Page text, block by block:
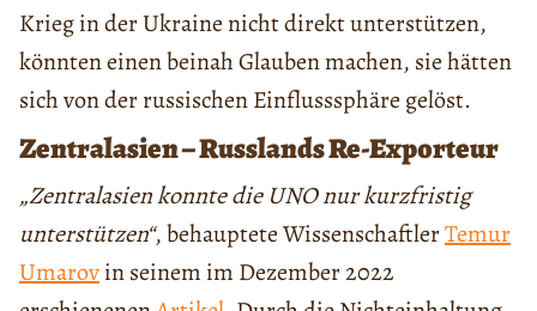
Krieg in der Ukraine nicht direkt unterstützen,
könnten einen beinah Glauben machen, sie hätten
sich von der russischen Einflusssphäre gelöst.
Zentralasien – Russlands Re-Exporteur
„Zentralasien konnte die UNO nur kurzfristig
unterstützen“, behauptete WissenschaftlerTemur
Umarovin seinem im Dezember 2022